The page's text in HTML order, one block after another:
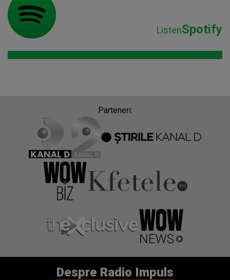
ListenSpotify
Parteneri:
Despre Radio Impuls